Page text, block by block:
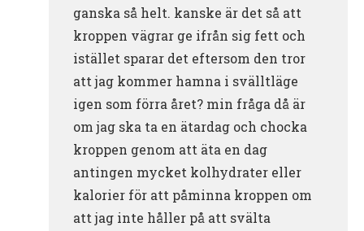
ganska så helt. kanske är det så att
kroppen vägrar ge ifrån sig fett och
istället sparar det eftersom den tror
att jag kommer hamna i svälltläge
igen som förra året? min fråga då är
om jag ska ta en ätardag och chocka
kroppen genom att äta en dag
antingen mycket kolhydrater eller
kalorier för att påminna kroppen om
att jag inte håller på att svälta